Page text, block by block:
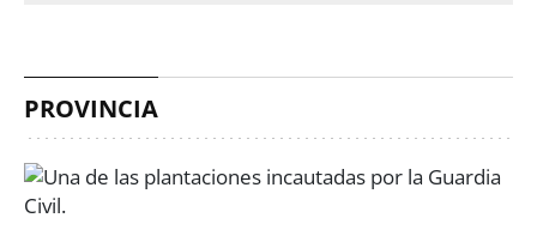
PROVINCIA